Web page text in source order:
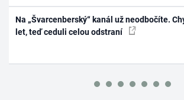
Na „Švarcenberský“ kanál už neodbočíte.
let, teď ceduli celou odstraní